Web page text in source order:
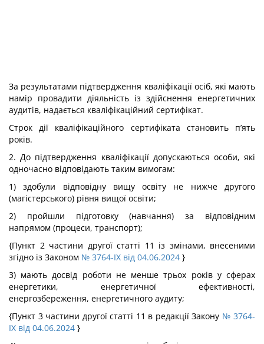
За результатами підтвердження кваліфікації осіб, які мають
намір провадити діяльність із здійснення енергетичних
аудитів, надається кваліфікаційний сертифікат.
Строк дії кваліфікаційного сертифіката становить п’ять
років.
2. До підтвердження кваліфікації допускаються особи, які
одночасно відповідають таким вимогам:
1) здобули відповідну вищу освіту не нижче другого
(магістерського) рівня вищої освіти;
2) пройшли підготовку (навчання) за відповідним
напрямом (процеси, транспорт);
{Пункт 2 частини другої статті 11 із змінами, внесеними
згідно із Законом № 3764-IX від 04.06.2024 }
3) мають досвід роботи не менше трьох років у сферах
енергетики, енергетичної ефективності,
енергозбереження, енергетичного аудиту;
{Пункт 3 частини другої статті 11 в редакції Закону № 3764-
IX від 04.06.2024 }